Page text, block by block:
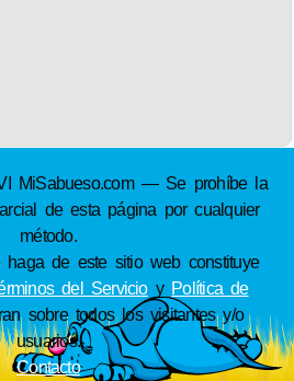
MiSabueso.com — Se prohíbe la
de esta página por cualquier
método.
de este sitio web constituye
del Servicioy Política de
sobre todos los visitantes y/o
usuarios.
Contacto